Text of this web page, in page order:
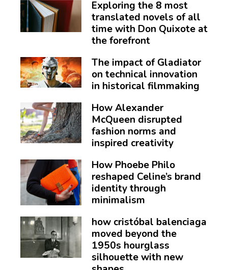
Exploring the 8 most
translated novels of all
time with Don Quixote at
the forefront
The impact of Gladiator
on technical innovation
in historical filmmaking
How Alexander
McQueen disrupted
fashion norms and
inspired creativity
How Phoebe Philo
reshaped Celine’s brand
identity through
minimalism
how cristóbal balenciaga
moved beyond the
1950s hourglass
silhouette with new